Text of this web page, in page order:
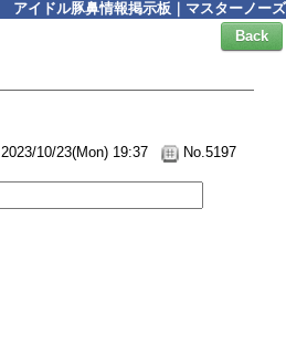
アイドル豚鼻情報掲示板｜マスターノーズ
Back
2023/10/23(Mon) 19:37
No.5197